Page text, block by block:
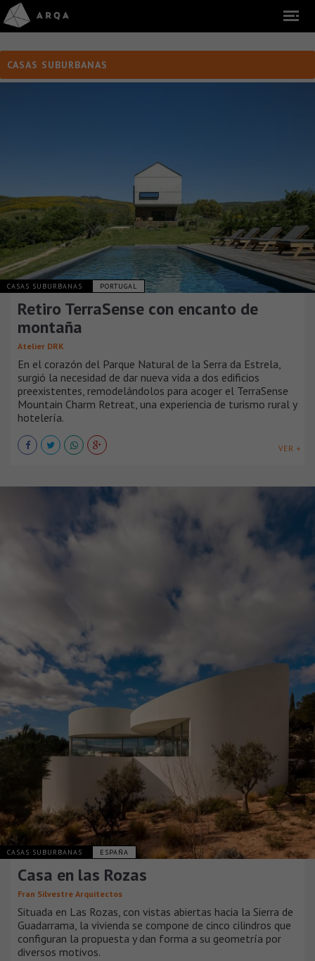
CASAS SUBURBANAS
CASAS SUBURBANAS PORTUGAL
Retiro TerraSense con encanto de
montaña
Atelier DRK
En el corazón del Parque Natural de la Serra da Estrela,
surgió la necesidad de dar nueva vida a dos edificios
preexistentes, remodelándolos para acoger el TerraSense
Mountain Charm Retreat, una experiencia de turismo rural y
hotelería.
VER +
CASAS SUBURBANAS ESPAÑA
Casa en las Rozas
Fran Silvestre Arquitectos
Situada en Las Rozas, con vistas abiertas hacia la Sierra de
Guadarrama, la vivienda se compone de cinco cilindros que
configuran la propuesta y dan forma a su geometría por
diversos motivos.